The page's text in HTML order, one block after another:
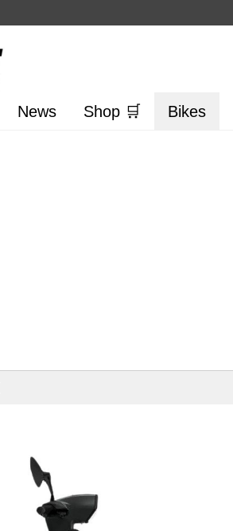
News Shop 🛒 Bikes